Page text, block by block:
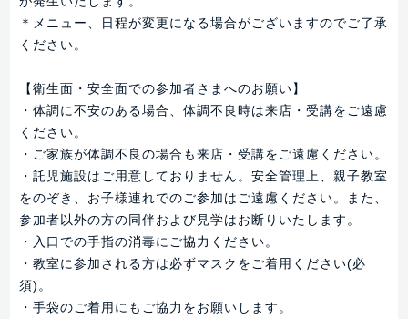
＊メニュー、日程が変更になる場合がございますのでご了承
ください。
【衛生面・安全面での参加者さまへのお願い】
・体調に不安のある場合、体調不良時は来店・受講をご遠慮
ください。
・ご家族が体調不良の場合も来店・受講をご遠慮ください。
・託児施設はご用意しておりません。安全管理上、親子教室
をのぞき、お子様連れでのご参加はご遠慮ください。また、
参加者以外の方の同伴および見学はお断りいたします。
・入口での手指の消毒にご協力ください。
・教室に参加される方は必ずマスクをご着用ください(必
須)。
・手袋のご着用にもご協力をお願いします。